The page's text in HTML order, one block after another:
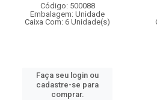
Código: 500088
Embalagem: Unidade
Caixa Com: 6 Unidade(s)
Faça seu login ou
cadastre-se para
comprar.